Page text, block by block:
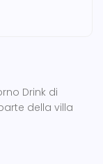
Drink di
della villa